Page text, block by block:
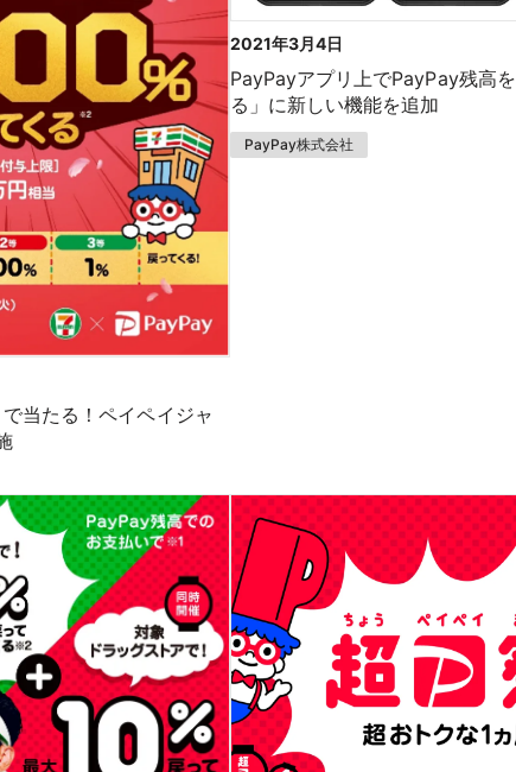
で当たる！ペイペイジャ
2021年3月4日
PayPayアプリ上でPayPay残高
る」に新しい機能を追加
PayPay株式会社